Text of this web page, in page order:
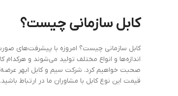
کابل سازمانی چیست؟
کابل سازمانی چیست؟ امروزه با پیشرفت‌های
اندازه‌ها و انواع مختلف تولید می‌شوند و هرکدام
صحبت خواهیم کرد. شرکت سیم و کابل ابهر
قیمت این نوع کابل با مشاوران ما در ارتباط باشید.